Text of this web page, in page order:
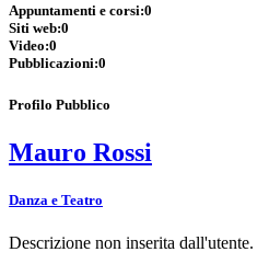
Appuntamenti e corsi:0
Siti web:0
Video:0
Pubblicazioni:0
Profilo Pubblico
Mauro Rossi
Danza e Teatro
Descrizione non inserita dall'utente.